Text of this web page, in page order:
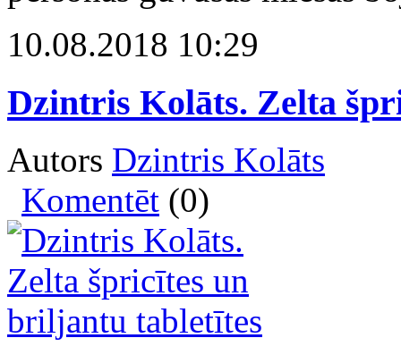
10.08.2018 10:29
Dzintris Kolāts. Zelta
Autors Dzintris Kolāts
Komentēt (0)